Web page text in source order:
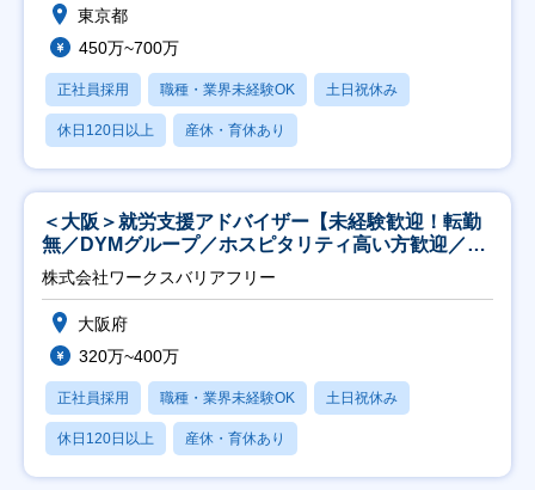
東京都
450万~700万
正社員採用 職種・業界未経験OK 土日祝休み
休日120日以上 産休・育休あり
＜大阪＞就労支援アドバイザー【未経験歓迎！転勤
無／DYMグループ／ホスピタリティ高い方歓迎／土
日祝】
株式会社ワークスバリアフリー
大阪府
320万~400万
正社員採用 職種・業界未経験OK 土日祝休み
休日120日以上 産休・育休あり